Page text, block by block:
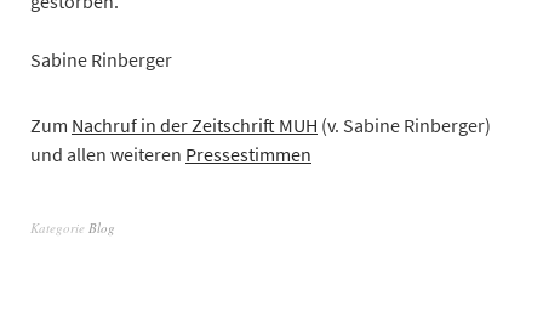
­Sabine Rinberger
Zum Nachruf in der Zeitschrift MUH (v. Sabine Rinberger)
und allen weiteren Pressestimmen
Kategorie Blog